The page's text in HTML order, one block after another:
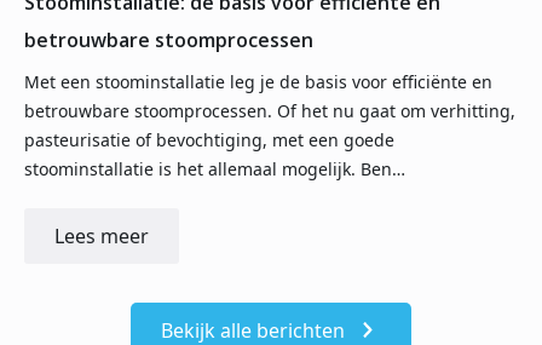
betrouwbare stoomprocessen
Met een stoominstallatie leg je de basis voor efficiënte en
betrouwbare stoomprocessen. Of het nu gaat om verhitting,
pasteurisatie of bevochtiging, met een goede
stoominstallatie is het allemaal mogelijk. Ben…
Lees meer
Bekijk alle berichten